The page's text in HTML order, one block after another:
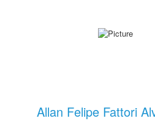
Allan Felipe Fattori